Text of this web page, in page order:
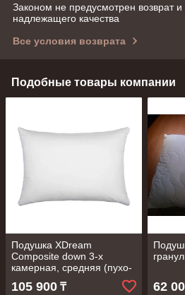
Законом не предусмотрен возврат
надлежащего качества
Все условия возврата
Подобные товары компании
Подушка XDream
Composite down 3-х
камерная, средняя (пухо-
перьевая), 50х70 см
105 900 ₸ 62